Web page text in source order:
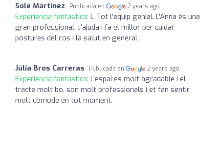
Sole Martínez Publicada en 2 years ago
Experiencia fantástica: L Tot l'equip genial. L'Anna és una
gran professional, t'ajuda i fa el millor per cuidar
postures del cos i la salut en general.
Júlia Bros Carreras Publicada en 2 years ago
Experiencia fantástica: L'espai és molt agradable i el
tracte molt bo, son molt professionals i et fan sentir
molt còmode en tot moment.